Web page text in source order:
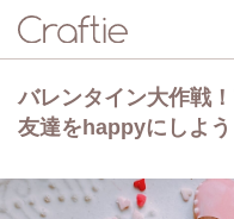
バレンタイン大作戦
友達をhappyにしよ